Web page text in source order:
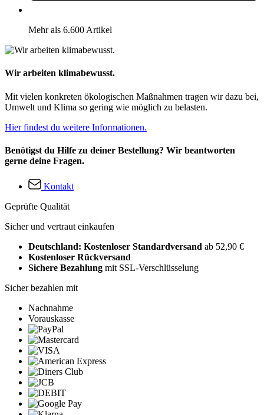
Mehr als 6.600 Artikel
Wir arbeiten klimabewusst.
Mit vielen konkreten ökologischen Maßnahmen tragen wir dazu bei,
Umwelt und Klima so gering wie möglich zu belasten.
Hier findest du weitere Informationen.
Benötigst du Hilfe zu deiner Bestellung? Wir beantworten
gerne deine Fragen.
Kontakt
Geprüfte Qualität
Sicher und vertraut einkaufen
Deutschland: Kostenloser Standardversand ab 52,90 €
Kostenloser Rückversand
Sichere Bezahlung mit SSL-Verschlüsselung
Sicher bezahlen mit
Nachnahme
Vorauskasse